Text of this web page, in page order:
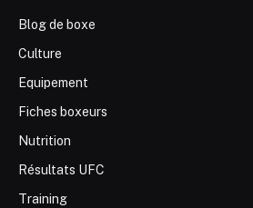
Blog de boxe
Culture
Equipement
Fiches boxeurs
Nutrition
Résultats UFC
Training